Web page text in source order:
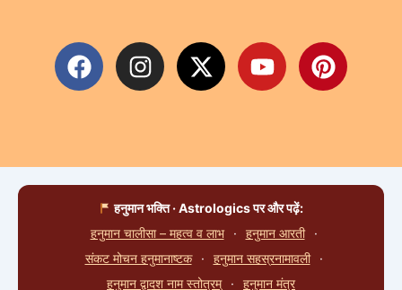
F
a
o
k
I
n
g
r
a
m
X
-
t
t
e
r
Y
o
b
e
P
i
r
हनुमान भक्ति · Astrologics पर और पढ़ें:
हनुमान चालीसा – महत्व व लाभ
· हनुमान आरती
·
संकट मोचन हनुमानाष्टक
· हनुमान सहस्रनामावली
·
हनुमान द्वादश नाम स्तोत्रम्
· हनुमान मंत्र